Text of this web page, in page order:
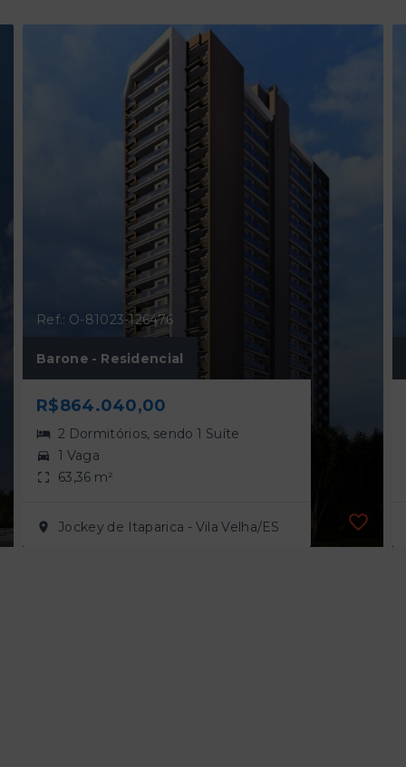
Ref.: O-81023-126476
Barone - Residencial
R$864.040,00
2 Dormitórios, sendo 1 Suíte
1 Vaga
63,36 m²
Jockey de Itaparica - Vila Velha/ES